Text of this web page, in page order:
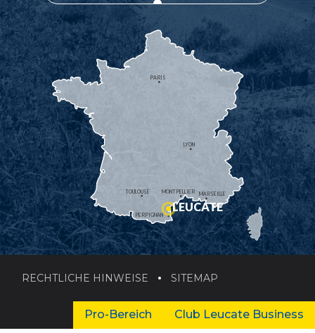
MONTPELLIER
PERPIGNAN
MARSEILLE
TOULOUSE
LYON
PARIS
LEUCATE
RECHTLICHE HINWEISE SITEMAP
Pro-Bereich Club Leucate Business